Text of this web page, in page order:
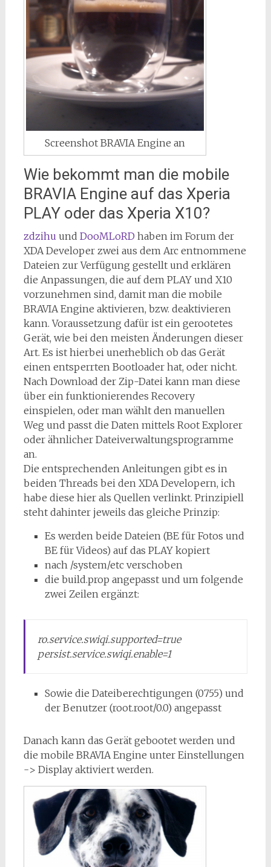
Screenshot BRAVIA Engine an
Wie bekommt man die mobile
BRAVIA Engine auf das Xperia
PLAY oder das Xperia X10?
zdzihu und DooMLoRD haben im Forum der
XDA Developer zwei aus dem Arc entnommene
Dateien zur Verfügung gestellt und erklären
die Anpassungen, die auf dem PLAY und X10
vorzunehmen sind, damit man die mobile
BRAVIA Engine aktivieren, bzw. deaktivieren
kann. Voraussetzung dafür ist ein gerootetes
Gerät, wie bei den meisten Änderungen dieser
Art. Es ist hierbei unerheblich ob das Gerät
einen entsperrten Bootloader hat, oder nicht.
Nach Download der Zip-Datei kann man diese
über ein funktionierendes Recovery
einspielen, oder man wählt den manuellen
Weg und passt die Daten mittels Root Explorer
oder ähnlicher Dateiverwaltungsprogramme
an.
Die entsprechenden Anleitungen gibt es in
beiden Threads bei den XDA Developern, ich
habe diese hier als Quellen verlinkt. Prinzipiell
steht dahinter jeweils das gleiche Prinzip:
Es werden beide Dateien (BE für Fotos und
BE für Videos) auf das PLAY kopiert
nach /system/etc verschoben
die build.prop angepasst und um folgende
zwei Zeilen ergänzt:
ro.service.swiqi.supported=true
persist.service.swiqi.enable=1
Sowie die Dateiberechtigungen (0755) und
der Benutzer (root.root/0.0) angepasst
Danach kann das Gerät gebootet werden und
die mobile BRAVIA Engine unter Einstellungen
-> Display aktiviert werden.